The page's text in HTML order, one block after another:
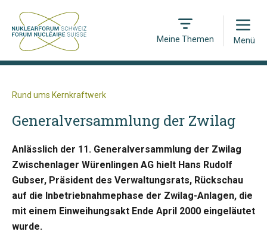
Meine Themen
Open
Menü
Rund ums Kernkraftwerk
Generalversammlung der Zwilag
Anlässlich der 11. Generalversammlung der Zwilag
Zwischenlager Würenlingen AG hielt Hans Rudolf
Gubser, Präsident des Verwaltungsrats, Rückschau
auf die Inbetriebnahmephase der Zwilag-Anlagen, die
mit einem Einweihungsakt Ende April 2000 eingeläutet
wurde.